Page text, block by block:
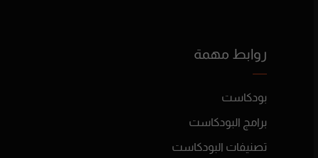
روابط مهمة
بودكاست
برامج البودكاست
تصنيفات البودكاست